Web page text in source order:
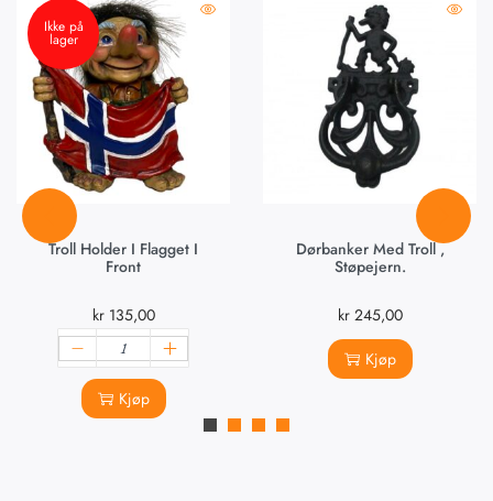
Ikke på
lager
Troll Holder I Flagget I
Front
kr135,00
Kjøp
Dørbanker Med Troll ,
Støpejern.
kr245,00
Kjøp